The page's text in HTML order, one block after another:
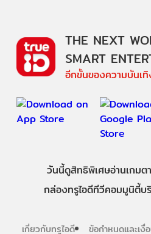
THE NEXT
SMART
อีกขั้นของความบันเ
วันนี้ดูสิทธิพิเศษอ่านเกมต
กล่องทรูไอดีทีวีคอมมูนิตี้บ
เกี่ยวกับทรูไอดี ข้อกำหนดและเงื่